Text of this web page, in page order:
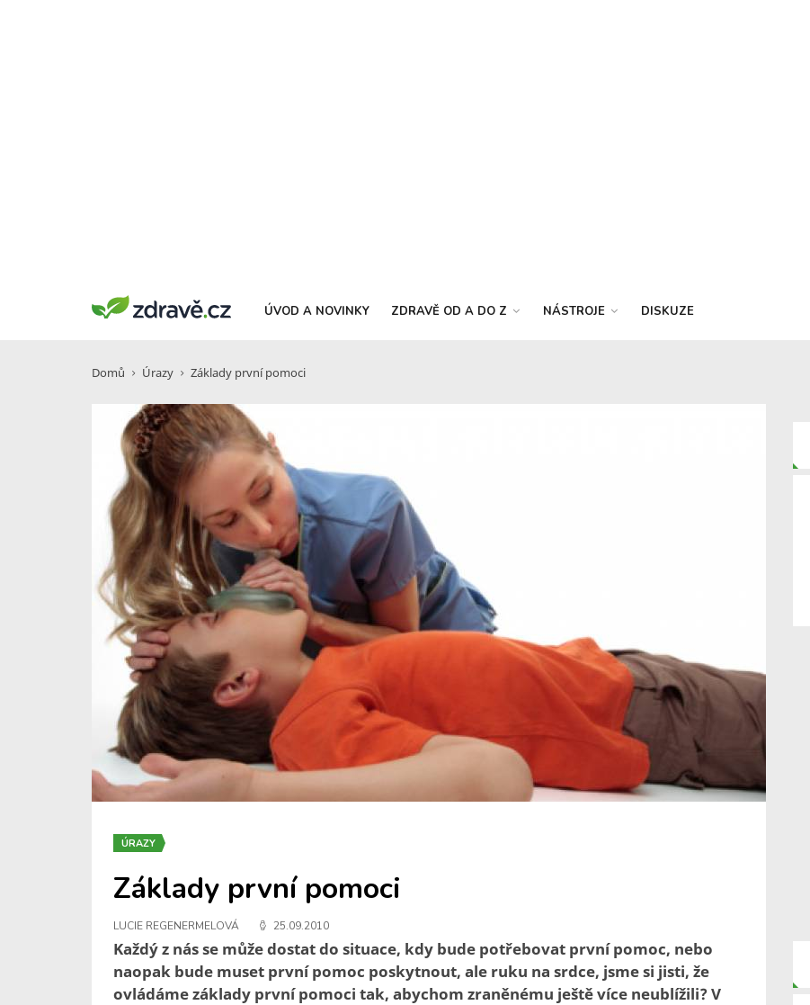
ÚVOD A NOVINKY ZDRAVĚ OD A DO Z NÁSTROJE DISKUZE
Domů Úrazy Základy první pomoci
ÚRAZY
Základy první pomoci
LUCIE REGENERMELOVÁ 25.09.2010
Každý z nás se může dostat do situace, kdy bude potřebovat první pomoc, nebo
naopak bude muset první pomoc poskytnout, ale ruku na srdce, jsme si jisti, že
ovládáme základy první pomoci tak, abychom zraněnému ještě více neublížili? V